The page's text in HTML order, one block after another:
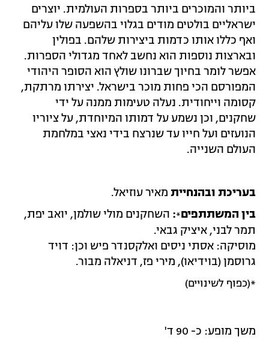
ביותר והמוכרים ביותר בספרות העולמית. יוצרים
ישראליים בולטים מודים בגלוי בהשפעה שלו עליהם
ואף כללו אותו כדמות ביצירות שלהם. בפולין
ובארצות נוספות הוא נחשב לאחד מגדולי הספרות.
אפשר לומר בחיוך שברונו שולץ הוא הסופר היהודי
המפורסם הכי פחות מוכר בישראל. יצירתו מרתקת,
קסומה וייחודית. נעלה טעימות ממנה על ידי
שחקנים, וכן נשמע על דמותו המיוחדת, על ציוריו
הנועזים ועל חייו עד שנרצח בידי נאצי במלחמת
העולם השנייה.
בעריכת ובהנחיית מאיר עוזיאל.
בין המשתתפים*
: השחקנים מולי שולמן, יואב יפת,
תמר לבני, איציק גבאי.
מוסיקה: אסתי ניסים ואלקסנדר פיש וכן: דויד
גרוסמן (בוידיאו), מירי פז, דניאלה מבור.
*(כפוף לשינויים)
משך מופע: כ- 90 ד'